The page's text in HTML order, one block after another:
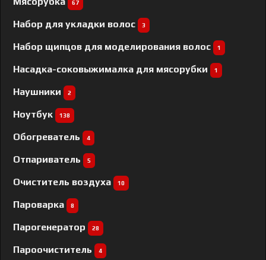
67
Набор для укладки волос 3
Набор щипцов для моделирования волос 1
Насадка-соковыжималка для мясорубки 1
Наушники 2
Ноутбук 138
Обогреватель 4
Отпариватель 5
Очиститель воздуха 10
Пароварка 8
Парогенератор 28
Пароочиститель 4